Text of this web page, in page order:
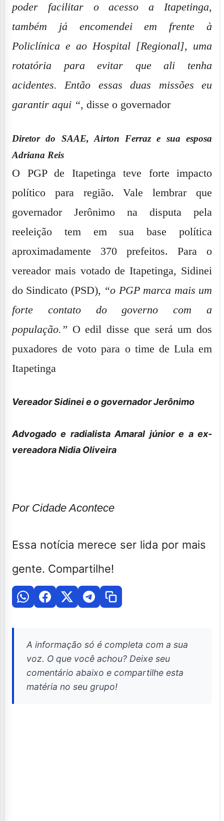
poder facilitar o acesso a Itapetinga,
também já encomendei em frente à
Policlínica e ao Hospital [Regional], uma
rotatória para evitar que ali tenha
acidentes. Então essas duas missões eu
garantir aqui “, disse o governador
Diretor do SAAE, Airton Ferraz e sua esposa
Adriana Reis
O PGP de Itapetinga teve forte impacto
político para região. Vale lembrar que
governador Jerônimo na disputa pela
reeleição tem em sua base política
aproximadamente 370 prefeitos. Para o
vereador mais votado de Itapetinga, Sidinei
do Sindicato (PSD), “o PGP marca mais um
forte contato do governo com a
população.” O edil disse que será um dos
puxadores de voto para o time de Lula em
Itapetinga
Vereador Sidinei e o governador Jerônimo
Advogado e radialista Amaral júnior e a ex-
vereadora Nidia Oliveira
Por Cidade Acontece
Essa notícia merece ser lida por mais
gente. Compartilhe!
A informação só é completa com a sua
voz. O que você achou? Deixe seu
comentário abaixo e compartilhe esta
matéria no seu grupo!